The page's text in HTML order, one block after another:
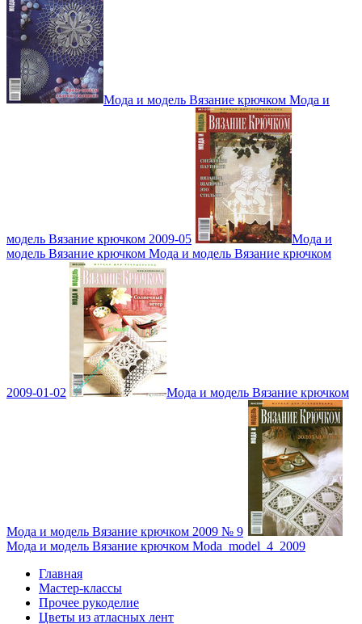
Мода и модель Вязание крючком Мода и
модель Вязание крючком 2009-05
Мода и
модель Вязание крючком Мода и модель Вязание крючком
2009-01-02 Мода и модель Вязание крючком
Мода и модель Вязание крючком 2009 № 9
Мода и модель Вязание крючком Moda_model_4_2009
Главная
Мастер-классы
Прочее рукоделие
Цветы из атласных лент